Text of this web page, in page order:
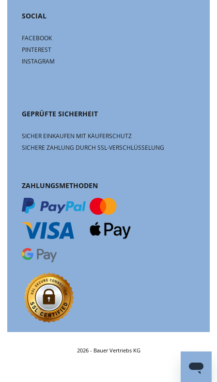
SOCIAL
FACEBOOK
PINTEREST
INSTAGRAM
GEPRÜFTE SICHERHEIT
SICHER EINKAUFEN MIT KÄUFERSCHUTZ
SICHERE ZAHLUNG DURCH SSL-VERSCHLÜSSELUNG
ZAHLUNGSMETHODEN
2026 - Bauer Vertriebs KG